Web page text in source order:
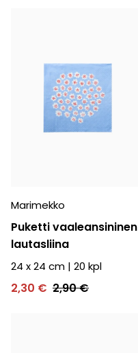
Marimekko
Puketti vaaleansininen
lautasliina
24 x 24 cm | 20 kpl
2,30 € 2,90 €